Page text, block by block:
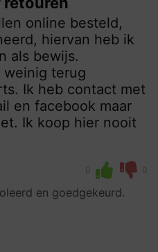
online besteld,
hiervan heb ik
als bewijs.
weinig terug
Ik heb contact met
en facebook maar
Ik koop hier nooit
0 0
en goedgekeurd.